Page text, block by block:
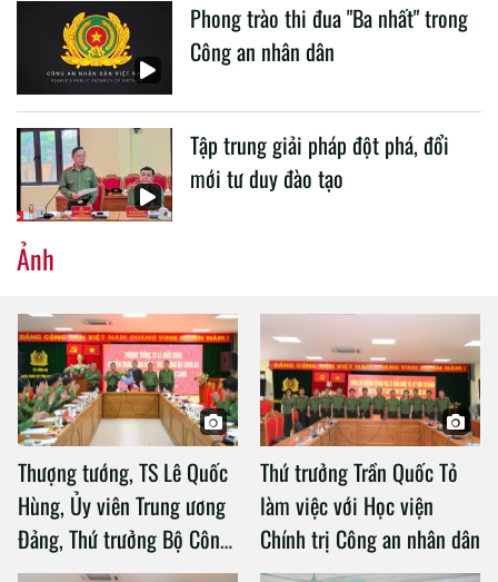
Phong trào thi đua "Ba nhất" trong
Công an nhân dân
Tập trung giải pháp đột phá, đổi
mới tư duy đào tạo
Ảnh
Thượng tướng, TS Lê Quốc
Hùng, Ủy viên Trung ương
Đảng, Thứ trưởng Bộ Công
an làm việc với Học viện
Thứ trưởng Trần Quốc Tỏ
làm việc với Học viện
Chính trị Công an nhân dân